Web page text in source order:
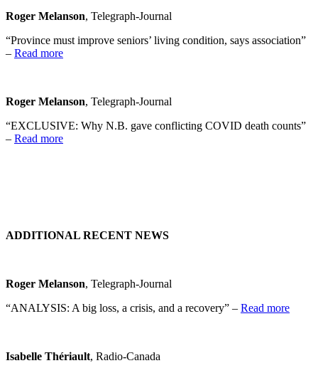
Roger Melanson, Telegraph-Journal
“Province must improve seniors’ living condition, says association”
– Read more
Roger Melanson, Telegraph-Journal
“EXCLUSIVE: Why N.B. gave conflicting COVID death counts”
– Read more
ADDITIONAL RECENT NEWS
Roger Melanson, Telegraph-Journal
“ANALYSIS: A big loss, a crisis, and a recovery” – Read more
Isabelle Thériault, Radio-Canada